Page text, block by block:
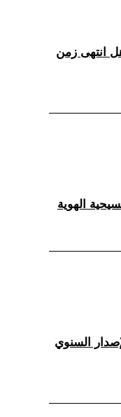
انتهى زمن
السنوي